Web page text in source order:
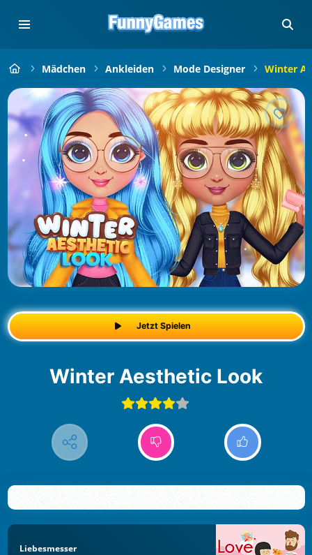
Mädchen Ankleiden Mode Designer Winter
Jetzt Spielen
Winter Aesthetic Look
Liebesmesser